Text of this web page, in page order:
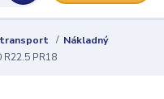
transport
Nákladný
PR18